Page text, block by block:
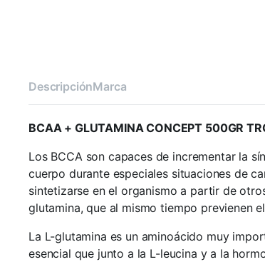
DescripciónMarca
BCAA + GLUTAMINA CONCEPT 500GR
Los BCCA son capaces de incrementar la
cuerpo durante especiales situaciones de
sintetizarse en el organismo a partir de
glutamina, que al mismo tiempo previenen
La L-glutamina es un aminoácido muy
esencial que junto a la L-leucina y a la